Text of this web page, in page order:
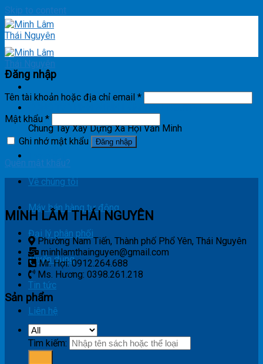
Skip to content
CÔNG TY TNHH MINH LÂM THÁI NGUYÊN
Chung Tay Xây Dựng Xã Hội Văn Minh
Về chúng tôi
Máy bán hàng tự động
Đại lý phân phối
Tuyển dụng
Tin tức
Liên hệ
Tìm kiếm:
Đăng nhập
Tên tài khoản hoặc địa chỉ email *
Mật khẩu *
Ghi nhớ mật khẩu
Đăng nhập
Quên mật khẩu?
MINH LÂM THÁI NGUYÊN
Phường Nam Tiến, Thành phố Phổ Yên, Thái Nguyên
minhlamthainguyen@gmail.com
Mr. Hợi: 0912.264.688
Ms. Hương: 0398.261.218
Sản phẩm